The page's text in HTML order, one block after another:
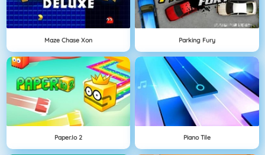
Maze Chase Xon Parking Fury
Paper.io 2 Piano Tile